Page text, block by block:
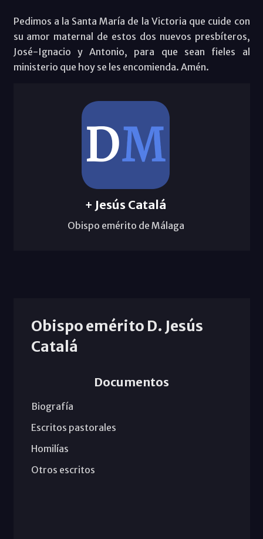
Pedimos a la Santa María de la Victoria que cuide con
su amor maternal de estos dos nuevos presbíteros,
José-Ignacio y Antonio, para que sean fieles al
ministerio que hoy se les encomienda. Amén.
+ Jesús Catalá
Obispo emérito de Málaga
Obispo emérito D. Jesús
Catalá
Documentos
Biografía
Escritos pastorales
Homilías
Otros escritos